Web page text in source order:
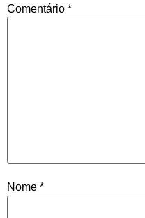
Comentário *
Nome *